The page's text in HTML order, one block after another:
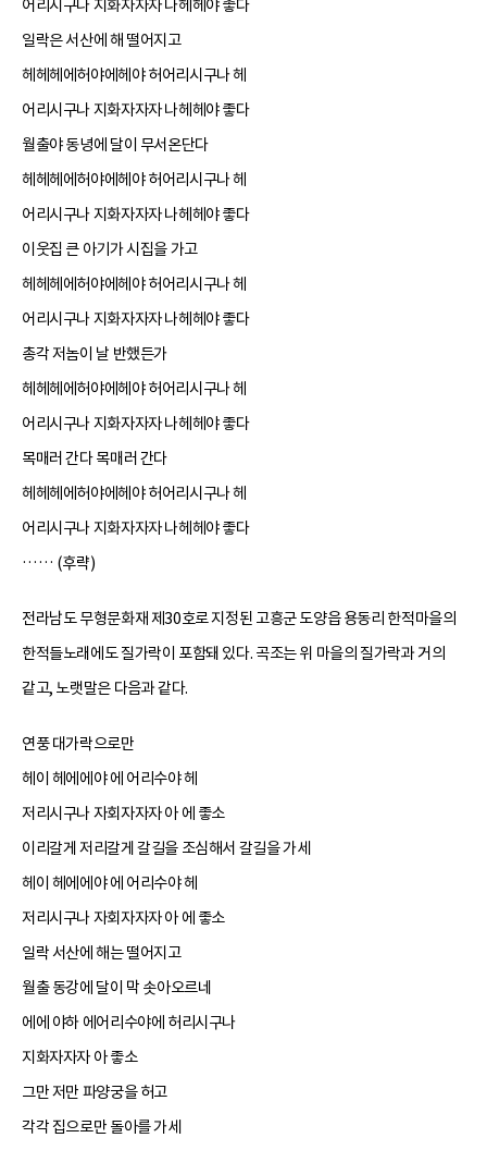
어리시구나 지화자자자 나헤헤야 좋다
일락은 서산에 해 떨어지고
헤헤헤에허야에헤야 허어리시구나 헤
어리시구나 지화자자자 나헤헤야 좋다
월출야 동녕에 달이 무서온단다
헤헤헤에허야에헤야 허어리시구나 헤
어리시구나 지화자자자 나헤헤야 좋다
이웃집 큰 아기가 시집을 가고
헤헤헤에허야에헤야 허어리시구나 헤
어리시구나 지화자자자 나헤헤야 좋다
총각 저놈이 날 반했든가
헤헤헤에허야에헤야 허어리시구나 헤
어리시구나 지화자자자 나헤헤야 좋다
목매러 간다 목매러 간다
헤헤헤에허야에헤야 허어리시구나 헤
어리시구나 지화자자자 나헤헤야 좋다
…… (후략)
전라남도 무형문화재 제30호로 지정된 고흥군 도양읍 용동리 한적마을의
한적들노래에도 질가락이 포함돼 있다. 곡조는 위 마을의 질가락과 거의
같고, 노랫말은 다음과 같다.
연풍 대가락으로만
헤이 헤에에야 에 어리수야 헤
저리시구나 자회자자자 아 에 좋소
이리갈게 저리갈게 갈길을 조심해서 갈길을 가세
헤이 헤에에야 에 어리수야 헤
저리시구나 자회자자자 아 에 좋소
일락 서산에 해는 떨어지고
월출 동강에 달이 막 솟아오르네
에에 야하 에어리수야에 허리시구나
지화자자자 아 좋소
그만 저만 파양궁을 허고
각각 집으로만 돌아를 가세